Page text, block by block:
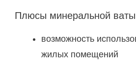
Плюсы минеральной ваты
возможность
жилых помещений